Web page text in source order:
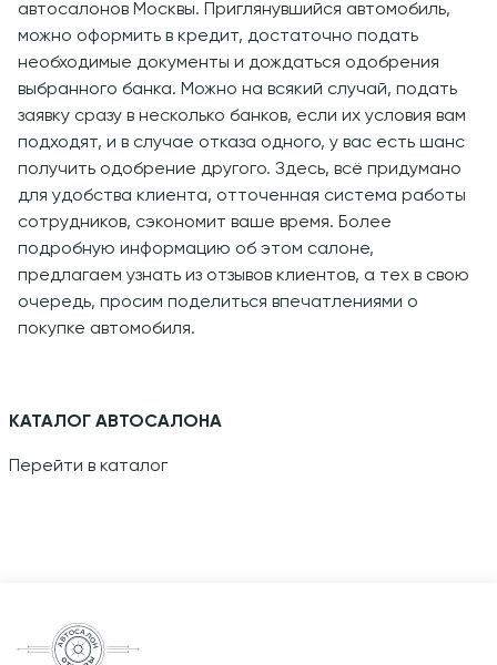
автосалонов Москвы. Приглянувшийся автомобиль,
можно оформить в кредит, достаточно подать
необходимые документы и дождаться одобрения
выбранного банка. Можно на всякий случай, подать
заявку сразу в несколько банков, если их условия вам
подходят, и в случае отказа одного, у вас есть шанс
получить одобрение другого. Здесь, всё придумано
для удобства клиента, отточенная система работы
сотрудников, сэкономит ваше время. Более
подробную информацию об этом салоне,
предлагаем узнать из отзывов клиентов, а тех в свою
очередь, просим поделиться впечатлениями о
покупке автомобиля.
КАТАЛОГ АВТОСАЛОНА
Перейти в каталог